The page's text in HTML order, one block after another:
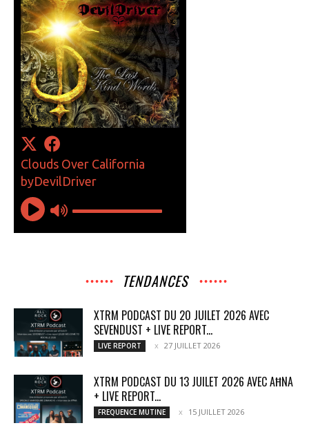
TENDANCES
XTRM PODCAST DU 20 JUILET 2026 AVEC
SEVENDUST + LIVE REPORT...
LIVE REPORT 27 JUILLET 2026
XTRM PODCAST DU 13 JUILET 2026 AVEC AĦNA
+ LIVE REPORT...
FREQUENCE MUTINE 15 JUILLET 2026